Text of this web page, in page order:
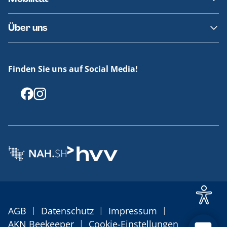
Fundsachen
Häufige Fragen
Barrierefreies Reisen
Erklärung Barrierefreiheit
Über uns
Offenlegungen
Finden Sie uns auf Social Media!
AGB | Datenschutz | Impressum |
AKN Beekeeper | Cookie-Einstellungen